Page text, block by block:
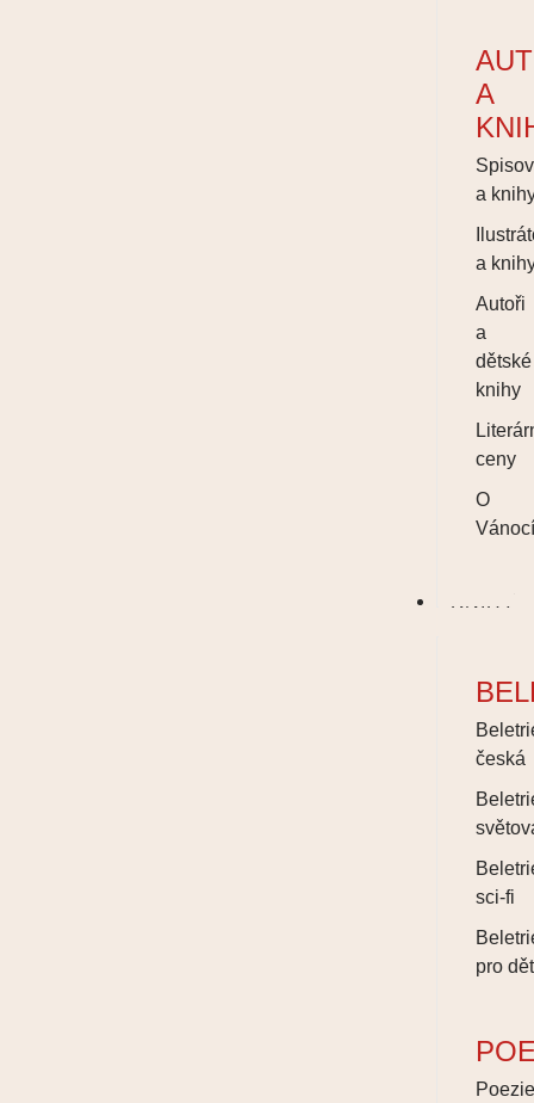
A
a
a
Autoři
a
dětské
knihy
ceny
O
česká
sci-fi
pro